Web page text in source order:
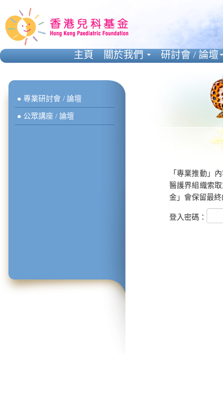
● 專業研討會 / 論壇
● 公眾講座 / 論壇
「專業推動」
醫護界組織索
金」會保留最
登入密碼：
主頁 關於我們 研討會 / 論壇